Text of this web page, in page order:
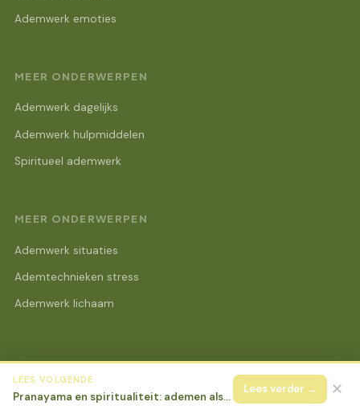
Ademwerk emoties
MEER ONDERWERPEN
Ademwerk dagelijks
Ademwerk hulpmiddelen
Spiritueel ademwerk
MEER ONDERWERPEN
Ademwerk situaties
Ademtechnieken stress
Ademwerk lichaam
© 2026 Lotus Beurs Online Alle rechten voorbehouden.
LEES VOLGENDE
Pranayama en spiritualiteit: ademen als pad naar bewustzijn
Lees verder → ✕